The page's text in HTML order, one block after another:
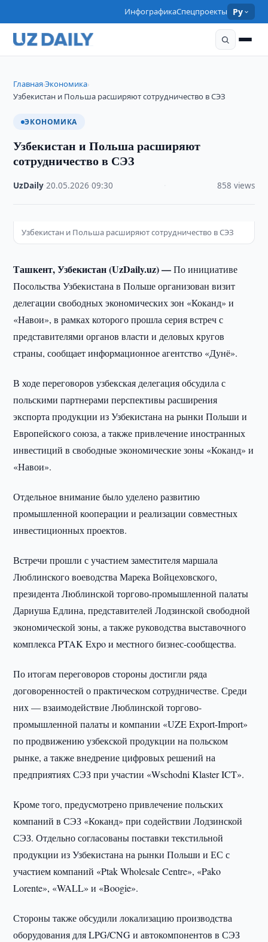
ИнфографикаСпецпроекты Ру
Главная›Экономика›
Узбекистан и Польша расширяют сотрудничество в СЭЗ
ЭКОНОМИКА
Узбекистан и Польша расширяют
сотрудничество в СЭЗ
UzDaily ·20.05.2026 ·09:30 858 views
Узбекистан и Польша расширяют сотрудничество в СЭЗ
Ташкент, Узбекистан (UzDaily.uz) —По инициативе
Посольства Узбекистана в Польше организован визит
делегации свободных экономических зон «Коканд» и
«Навои», в рамках которого прошла серия встреч с
представителями органов власти и деловых кругов
страны, сообщает информационное агентство «Дунё».
В ходе переговоров узбекская делегация обсудила с
польскими партнерами перспективы расширения
экспорта продукции из Узбекистана на рынки Польши и
Европейского союза, а также привлечение иностранных
инвестиций в свободные экономические зоны «Коканд» и
«Навои».
Отдельное внимание было уделено развитию
промышленной кооперации и реализации совместных
инвестиционных проектов.
Встречи прошли с участием заместителя маршала
Люблинского воеводства Марека Войцеховского,
президента Люблинской торгово-промышленной палаты
Дариуша Едлина, представителей Лодзинской свободной
экономической зоны, а также руководства выставочного
комплекса PTAK Expo и местного бизнес-сообщества.
По итогам переговоров стороны достигли ряда
договоренностей о практическом сотрудничестве. Среди
них — взаимодействие Люблинской торгово-
промышленной палаты и компании «UZE Export-Import»
по продвижению узбекской продукции на польском
рынке, а также внедрение цифровых решений на
предприятиях СЭЗ при участии «Wschodni Klaster ICT».
Кроме того, предусмотрено привлечение польских
компаний в СЭЗ «Коканд» при содействии Лодзинской
СЭЗ. Отдельно согласованы поставки текстильной
продукции из Узбекистана на рынки Польши и ЕС с
участием компаний «Ptak Wholesale Centre», «Pako
Lorente», «WALL» и «Boogie».
Стороны также обсудили локализацию производства
оборудования для LPG/CNG и автокомпонентов в СЭЗ